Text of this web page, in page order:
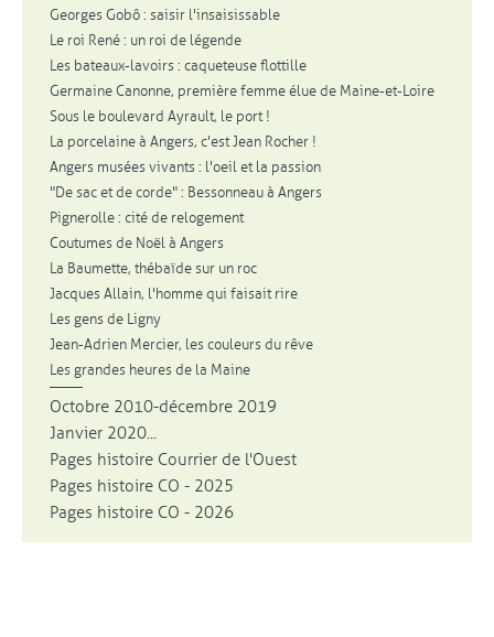
Georges Gobô : saisir l'insaisissable
Le roi René : un roi de légende
Les bateaux-lavoirs : caqueteuse flottille
Germaine Canonne, première femme élue de Maine-et-Loire
Sous le boulevard Ayrault, le port !
La porcelaine à Angers, c'est Jean Rocher !
Angers musées vivants : l'oeil et la passion
"De sac et de corde" : Bessonneau à Angers
Pignerolle : cité de relogement
Coutumes de Noël à Angers
La Baumette, thébaïde sur un roc
Jacques Allain, l'homme qui faisait rire
Les gens de Ligny
Jean-Adrien Mercier, les couleurs du rêve
Les grandes heures de la Maine
Octobre 2010-décembre 2019
Janvier 2020...
Pages histoire Courrier de l'Ouest
Pages histoire CO - 2025
Pages histoire CO - 2026